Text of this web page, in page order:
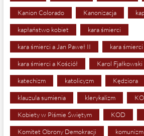
Kanion Colorado Kanonizacja
kapłaństwo kobiet kara śmierci
kara śmierci a Jan Paweł II kara
kara śmierci a Kościół Karol Fjałkowski
katechizm katolicyzm Kędziora
klauzula sumienia klerykalizm KO
Kobiety w Piśmie Świętym KOD
Komitet Obrony Demokracji komunizm